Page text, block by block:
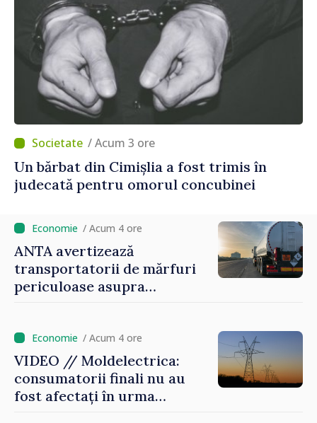
/ Acum 3 ore
Un bărbat din Cimișlia a fost trimis în
judecată pentru omorul concubinei
/ Acum 4 ore
ANTA avertizează
transportatorii de mărfuri
periculoase asupra
/ Acum 4 ore
VIDEO // Moldelectrica:
consumatorii finali nu au
fost afectați în urma